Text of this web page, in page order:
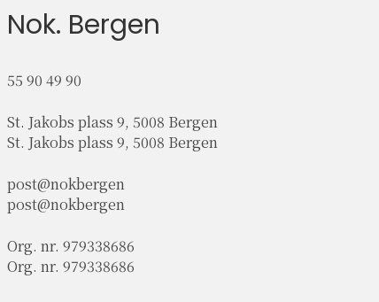
Nok. Bergen
55 90 49 90
St. Jakobs plass 9, 5008 Bergen
St. Jakobs plass 9, 5008 Bergen
post@nokbergen
post@nokbergen
Org. nr. 979338686
Org. nr. 979338686